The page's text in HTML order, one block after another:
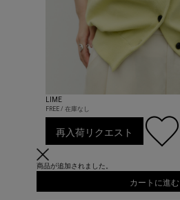
LIME
FREE / 在庫なし
再入荷リクエスト
商品が追加されました。
カートに進む